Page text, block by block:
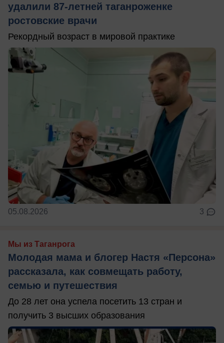
удалили 87-летней таганроженке
ростовские врачи
Рекордный возраст в мировой практике
05.08.2026 3
Мы из Таганрога
Молодая мама и блогер Настя «Персона»
рассказала, как совмещать работу,
семью и путешествия
До 28 лет она успела посетить 13 стран и
получить 3 высших образования